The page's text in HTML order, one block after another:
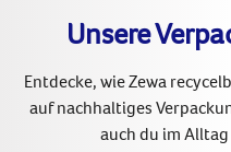
Unsere
Entdecke, wie Zewa
auf nachhaltiges
auch du im